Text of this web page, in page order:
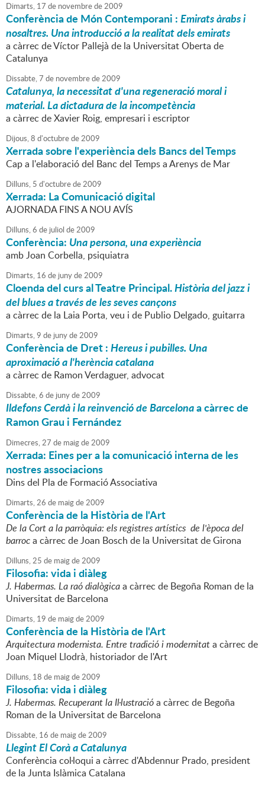
Dimarts, 17 de novembrede2009
Conferència de Món Contemporani :Emirats àrabs i
nosaltres. Una introducció a la realitat dels emirats
a càrrec de Víctor Pallejà de la Universitat Oberta de
Catalunya
Dissabte,7 de novembrede2009
Catalunya, la necessitat d'una regeneració moral i
material. La dictadura de la incompetència
a càrrec de Xavier Roig, empresari i escriptor
Dijous,8 d'octubrede2009
Xerrada sobre l'experiència dels Bancs del Temps
Cap a l'elaboració del Banc del Temps a Arenys de Mar
Dilluns, 5 d'octubrede2009
Xerrada: La Comunicació digital
AJORNADA FINS A NOU AVÍS
Dilluns,6 de juliol de2009
Conferència: Una persona, una experiència
amb Joan Corbella, psiquiatra
Dimarts, 16 de junyde2009
Cloenda del curs al Teatre Principal.Història del jazz i
del blues a través de les seves cançons
a càrrec de la Laia Porta, veu i de Publio Delgado, guitarra
Dimarts,9 de junyde2009
Conferència de Dret :Hereus i pubilles. Una
aproximació a l'herència catalana
a càrrec de Ramon Verdaguer, advocat
Dissabte,6 de junyde2009
Ildefons Cerdà i la reinvenció de Barcelonaa càrrec de
Ramon Grau i Fernández
Dimecres,27 de maigde2009
Xerrada: Eines per a la comunicació interna de les
nostres associacions
Dins del Pla de Formació Associativa
Dimarts,26 de maigde2009
Conferència de la Història de l'Art
De la Cort a la parròquia: els registres artístics de l'època del
barroca càrrec de Joan Bosch de la Universitat de Girona
Dilluns,25 de maigde2009
Filosofia: vida i diàleg
J. Habermas. La raó dialògicaa càrrec de Begoña Roman de la
Universitat de Barcelona
Dimarts, 19 de maigde2009
Conferència de la Història de l'Art
Arquitectura modernista. Entre tradició i modernitata càrrec de
Joan Miquel Llodrà, historiador de l'Art
Dilluns, 18 de maigde2009
Filosofia: vida i diàleg
J. Habermas. Recuperant la Il·lustracióa càrrec de Begoña
Roman de la Universitat de Barcelona
Dissabte, 16 de maigde2009
Llegint El Corà a Catalunya
Conferència col·loqui a càrrec d'Abdennur Prado, president
de la Junta Islàmica Catalana